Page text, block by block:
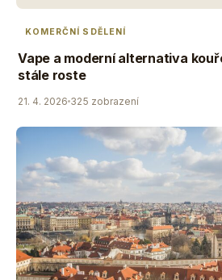
KOMERČNÍ SDĚLENÍ
Vape a moderní alternativa
stále roste
21. 4. 2026 325 zobrazení